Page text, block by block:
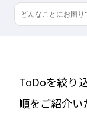
ToDoを絞り
順をご紹介い